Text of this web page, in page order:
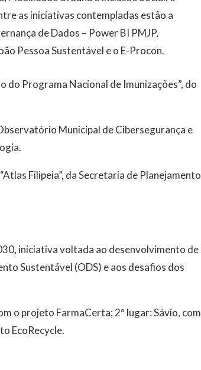
as iniciativas contempladas estão a
de Dados – Power BI PMJP,
Pessoa Sustentável e o E-Procon.
do Programa Nacional de Imunizações”, do
Municipal de Cibersegurança e
Filipeia”, da Secretaria de Planejamento
iniciativa voltada ao desenvolvimento de
Sustentável (ODS) e aos desafios dos
o projeto FarmaCerta; 2º lugar: Sávio, com
EcoRecycle.